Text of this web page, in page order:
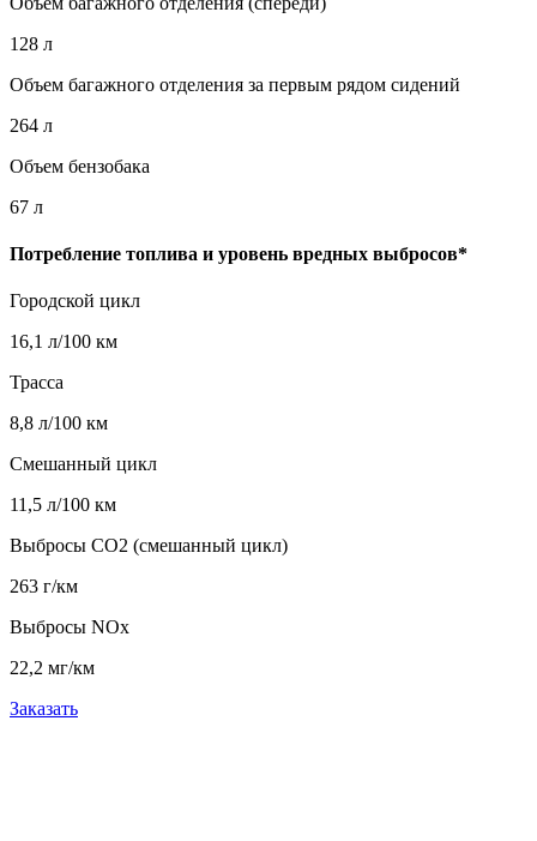
128 л
Объем багажного отделения за первым рядом сидений
264 л
Объем бензобака
67 л
Потребление топлива и уровень вредных выбросов*
Городской цикл
16,1 л/100 км
Трасса
8,8 л/100 км
Смешанный цикл
11,5 л/100 км
Выбросы CO2 (смешанный цикл)
263 г/км
Выбросы NOx
22,2 мг/км
Заказать